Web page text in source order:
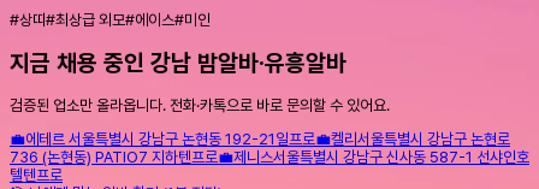
#상띠#최상급 외모#에이스#미인
지금 채용 중인 강남 밤알바·유흥알바
검증된 업소만 올라옵니다. 전화·카톡으로 바로 문의할 수 있어요.
💼에테르 서울특별시 강남구 논현동 192-21 일프로💼켈리 서울특별시 강남구 논현로
736 (논현동) PATIO7 지하텐프로💼제니스서울특별시 강남구 신사동 587-1 선샤인호
텔텐프로